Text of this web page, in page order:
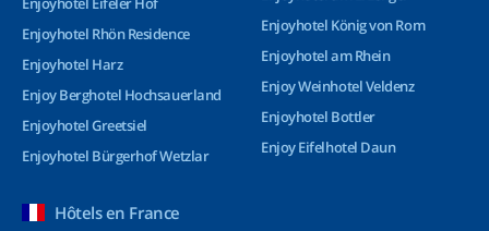
Enjoyhotel Rhön Residence
Enjoyhotel Harz
Enjoy Berghotel Hochsauerland
Enjoyhotel Greetsiel
Enjoyhotel Bürgerhof Wetzlar
Enjoyhotel König von Rom
Enjoyhotel am Rhein
Enjoy Weinhotel Veldenz
Enjoyhotel Bottler
Enjoy Eifelhotel Daun
Hôtels en France